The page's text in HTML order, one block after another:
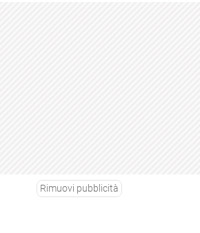
Rimuovi pubblicità